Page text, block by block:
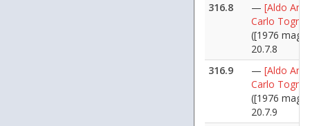
316.8
— [Aldo
Carlo
([1976
20.7.8
316.9
— [Aldo
Carlo
([1976
20.7.9